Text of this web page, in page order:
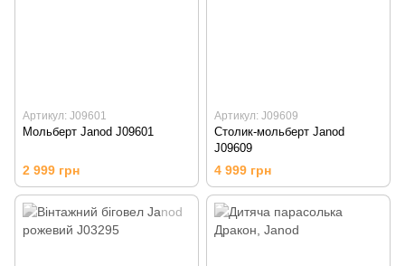
Артикул: J09601
Мольберт Janod J09601
2 999 грн
Артикул: J09609
Столик-мольберт Janod
J09609
4 999 грн